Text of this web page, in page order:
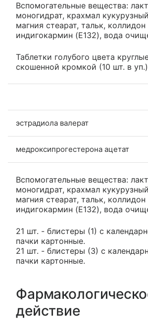
Вспомогательные вещества:
моногидрат, крахмал
магния стеарат, тальк, коллидон
индигокармин (E132), вода
Таблетки голубого цвета
скошенной кромкой (10 шт. в
эстрадиола валерат
медроксипрогестерона ацетат
Вспомогательные вещества:
моногидрат, крахмал
магния стеарат, тальк, коллидон
индигокармин (E132), вода
21 шт. - блистеры (1) с
пачки картонные.
21 шт. - блистеры (3) с
пачки картонные.
действие